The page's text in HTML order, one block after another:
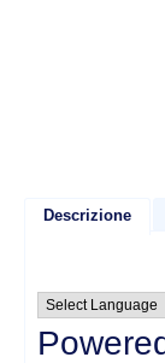
Descrizione